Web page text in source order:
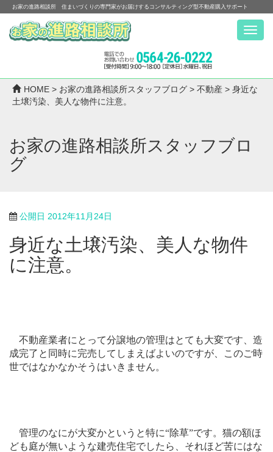
お家の進路相談所 住まいづくりの専門家がお届けするコンサルティング型不動産購入サポート
Menu
HOME > お家の進路相談所スタッフブログ > 不動産 > 身近な
土壌汚染、美人な物件に注意。
お家の進路相談所スタッフブロ
グ
公開日 2012年11月24日
身近な土壌汚染、美人な物件
に注意。
不動産業者にとって分譲地の管理はとても大変です、造
成完了と同時に完売してしまえばよいのですが、このご時
世ではなかなかそうはいきません。
管理のなにが大変かというと特に“除草”です。猫の額ほ
ども庭が無いような建売住宅でしたら、それほど苦にはな